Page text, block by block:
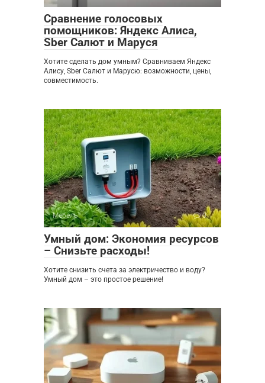
Сравнение голосовых
помощников: Яндекс Алиса,
Sber Салют и Маруся
Хотите сделать дом умным? Сравниваем Яндекс
Алису, Sber Салют и Марусю: возможности, цены,
совместимость.
Мебель 0
Умный дом: Экономия ресурсов
– Снизьте расходы!
Хотите снизить счета за электричество и воду?
Умный дом – это простое решение!